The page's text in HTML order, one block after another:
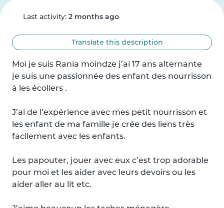
Last activity: 2 months ago
Translate this description
Moi je suis Rania moindze j’ai 17 ans alternante
je suis une passionnée des enfant des nourrisson
à les écoliers .
J’ai de l’expérience avec mes petit nourrisson et
les enfant de ma famille je crée des liens très
facilement avec les enfants.
Les papouter, jouer avec eux c’est trop adorable
pour moi et les aider avec leurs devoirs ou les
aider aller au lit etc.